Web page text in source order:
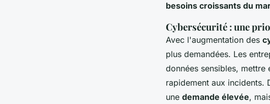
besoins croissants du
Cybersécurité : une
Avec l'augmentation des
plus demandées. Les
données sensibles,
rapidement aux incidents.
une demande élevée,